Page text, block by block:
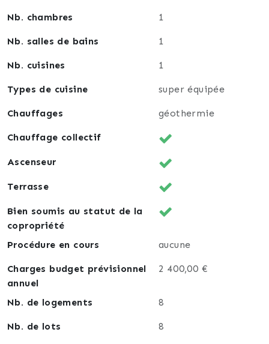
Nb. chambres 1
Nb. salles de bains 1
Nb. cuisines 1
Types de cuisine super équipée
Chauffages géothermie
Chauffage collectif
Ascenseur
Terrasse
Bien soumis au statut de la
copropriété
Procédure en cours
aucune
Charges budget prévisionnel
annuel
2 400,00 €
Nb. de logements 8
Nb. de lots 8